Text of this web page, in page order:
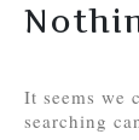
It seems we
searching